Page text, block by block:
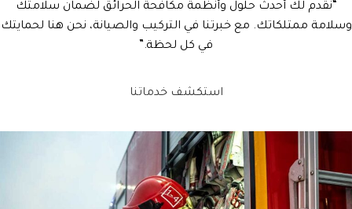
“نقدم لك أحدث حلول وأنظمة مكافحة الحرائق لضمان سلامتك
وسلامة ممتلكاتك. مع خبرتنا في التركيب والصيانة، نحن هنا لحمايتك
في كل لحظة.”
استكشف خدماتنا